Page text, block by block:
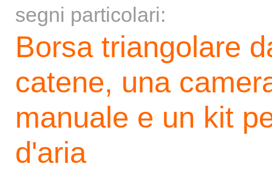
segni particolari:
Borsa triangolare
catene, una
manuale e un kit
d'aria